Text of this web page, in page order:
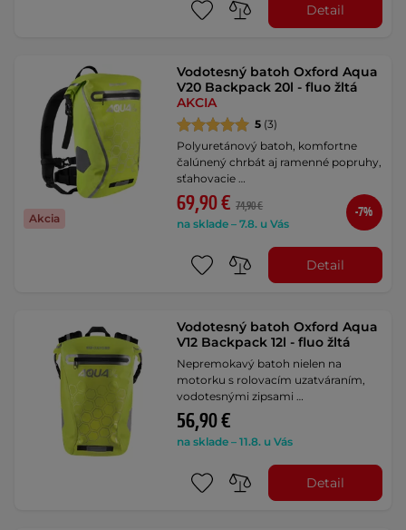
Detail
Akcia
Vodotesný batoh Oxford Aqua
V20 Backpack 20l - fluo žltá
AKCIA
5 (3)
Polyuretánový batoh, komfortne
čalúnený chrbát aj ramenné popruhy,
sťahovacie …
69,90 € 74,90 €
na sklade – 7.8. u Vás
-7%
Detail
Vodotesný batoh Oxford Aqua
V12 Backpack 12l - fluo žltá
Nepremokavý batoh nielen na
motorku s rolovacím uzatváraním,
vodotesnými zipsami …
56,90 €
na sklade – 11.8. u Vás
Detail